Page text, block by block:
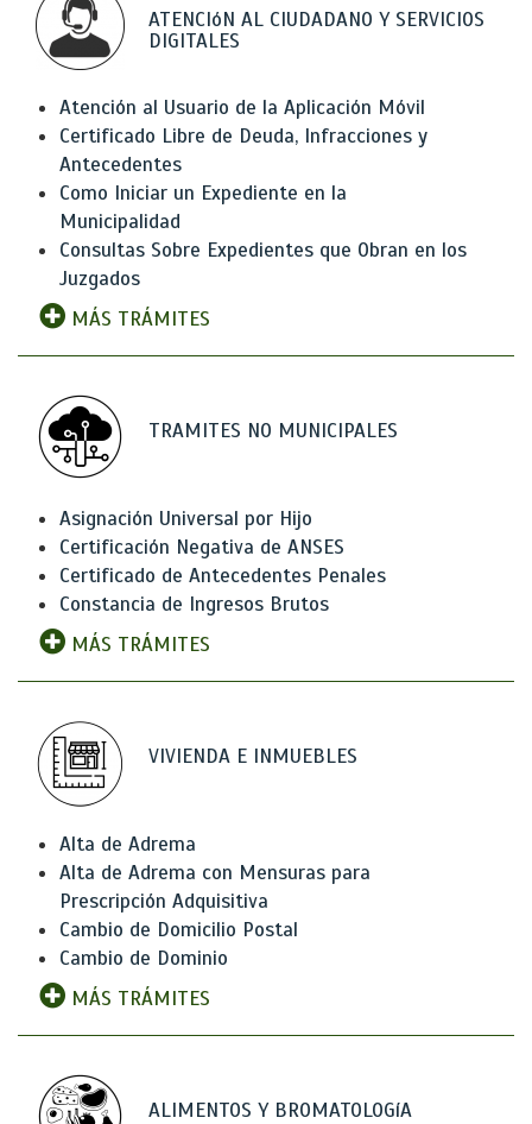
ATENCIóN AL CIUDADANO Y SERVICIOS
DIGITALES
Atención al Usuario de la Aplicación Móvil
Certificado Libre de Deuda, Infracciones y
Antecedentes
Como Iniciar un Expediente en la
Municipalidad
Consultas Sobre Expedientes que Obran en los
Juzgados
MÁS TRÁMITES
TRAMITES NO MUNICIPALES
Asignación Universal por Hijo
Certificación Negativa de ANSES
Certificado de Antecedentes Penales
Constancia de Ingresos Brutos
MÁS TRÁMITES
VIVIENDA E INMUEBLES
Alta de Adrema
Alta de Adrema con Mensuras para
Prescripción Adquisitiva
Cambio de Domicilio Postal
Cambio de Dominio
MÁS TRÁMITES
ALIMENTOS Y BROMATOLOGíA